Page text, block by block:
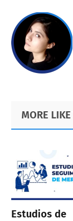
Primary
Sidebar
Footer
MORE
Estudios de